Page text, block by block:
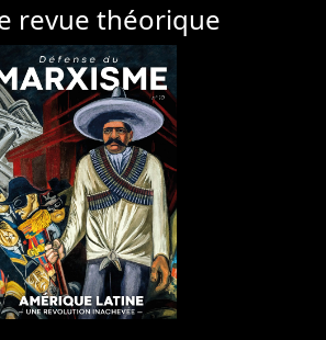
revue théorique